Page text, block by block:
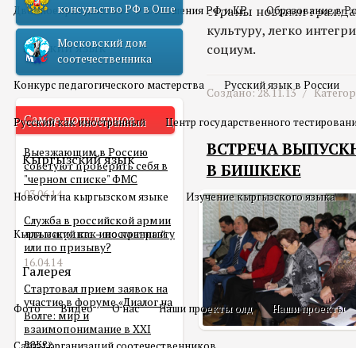
Двойное гражданство Отношения РФ и КР Образование в
Русский язык
Конкурс педагогического мастерства Русский язык в России
Русский как иностранный Центр государственного
Кыргызский язык
Новости на кыргызском языке Изучение кыргызского языка
Кыргызский как иностранный
Галерея
Фото Видео О нас Наши проекты олд Наши проекты
консульство РФ в Оше
Московский дом
соотечественника
Самое популярное
Выезжающим в Россию
советуют проверить себя в
"черном списке" ФМС
03.06.14
Служба в российской армии
для мигранта – по контракту
или по призыву?
16.04.14
Стартовал прием заявок на
участие в форуме «Диалог на
Волге: мир и
взаимопонимание в XXI
веке»
страны новыми
культуру, легко
социум.
Создано: 28.11.13 /
ВСТРЕЧА
В БИШКЕКЕ